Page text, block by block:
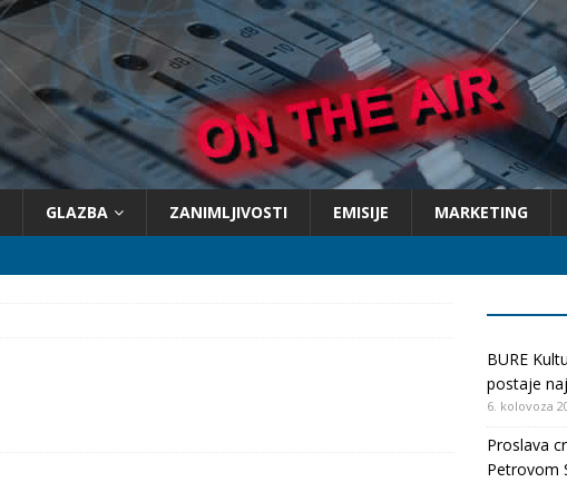
GLAZBA ZANIMLJIVOSTI EMISIJE MARKETING
BURE
postaje
6. kolovoza
Proslava
Petrovom